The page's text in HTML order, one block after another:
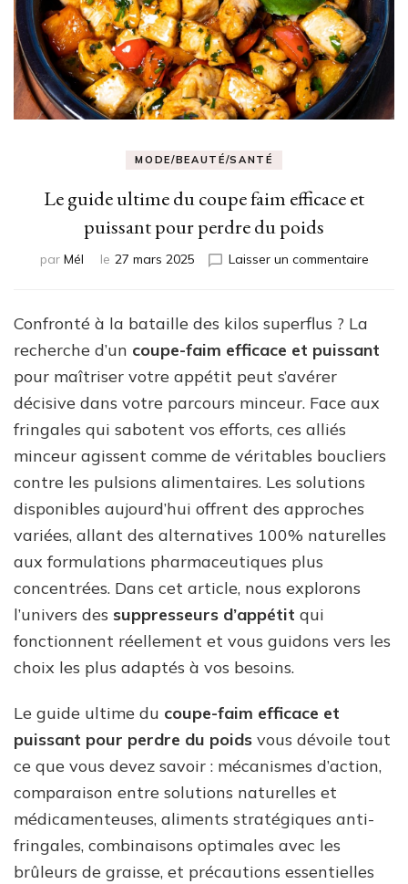
MODE/BEAUTÉ/SANTÉ
Le guide ultime du coupe faim efficace et
puissant pour perdre du poids
par Mél le 27 mars 2025 Laisser un commentairesur
coupe
et
pour
Confronté à la bataille des kilos superflus ? La
recherche d’un coupe-faim efficace et puissant
pour maîtriser votre appétit peut s’avérer
décisive dans votre parcours minceur. Face aux
fringales qui sabotent vos efforts, ces alliés
minceur agissent comme de véritables boucliers
contre les pulsions alimentaires. Les solutions
disponibles aujourd’hui offrent des approches
variées, allant des alternatives 100% naturelles
aux formulations pharmaceutiques plus
concentrées. Dans cet article, nous explorons
l’univers des suppresseurs d’appétit qui
fonctionnent réellement et vous guidons vers les
choix les plus adaptés à vos besoins.
Le guide ultime du coupe-faim efficace et
puissant pour perdre du poids vous dévoile tout
ce que vous devez savoir : mécanismes d’action,
comparaison entre solutions naturelles et
médicamenteuses, aliments stratégiques anti-
fringales, combinaisons optimales avec les
brûleurs de graisse, et précautions essentielles